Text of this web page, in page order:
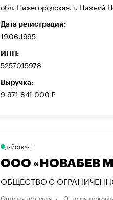
обл. Нижегородская, г. Нижний
Дата регистрации:
19.06.1995
ИНН:
5257015978
Выручка:
9 971 841 000 ₽
ДЕЙСТВУЕТ
ООО «НОВАБЕВ
ОБЩЕСТВО С
Оптовая торговля Оптовая